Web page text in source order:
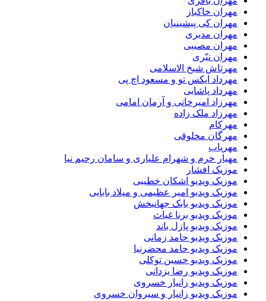
مهران خاکباز
مهران کی پیشینیان
مهران مدیری
مهران مصیبی
مهران نیّری
مهرتاش شیخ الاسلامی
مهرداد ایکس تو و مسعود اچ پی
مهرداد پاشایی
مهرزاد امیرخانی و آرمان امامی
مهرزاد ملک زاده
مهرکام
مهرگان مخلوقی
مهریاب
مهیار خرم و شهرام علیاری و سامان رحیم نیا
موزیک افشار
موزیک ویدیو اشکان خطیبی
موزیک ویدیو امیر عظیمی و میلاد بابایی
موزیک ویدیو بابک جهانبخش
موزیک ویدیو برنا غیاث
موزیک ویدیو پازل باند
موزیک ویدیو حامد زمانی
موزیک ویدیو حامد محضرنیا
موزیک ویدیو حسین توکلی
موزیک ویدیو رضا یزدانی
موزیک ویدیو زانیار خسروی
موزیک ویدیو زانیار و سیروان خسروی